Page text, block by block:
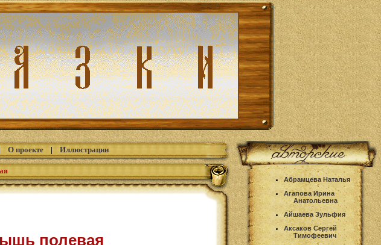
О проекте| Иллюстрации
полевая
Абрамцева Наталья
Агапова Ирина
Анатольевна
Айшаева Зульфия
Аксаков Сергей
Тимофеевич